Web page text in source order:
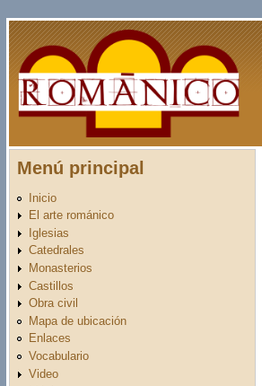
Pasar al contenido principal
Menú principal
Inicio
El arte románico
Iglesias
Catedrales
Monasterios
Castillos
Obra civil
Mapa de ubicación
Enlaces
Vocabulario
Video